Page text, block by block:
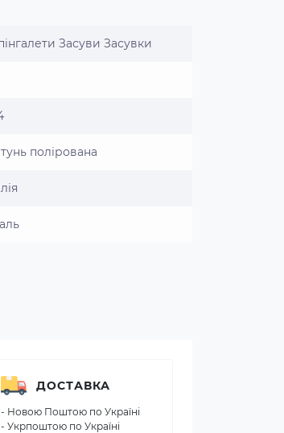
Засуви Засувки
полірована
ДОСТАВКА
- Новою Поштою по Україні
- Укрпоштою по Україні